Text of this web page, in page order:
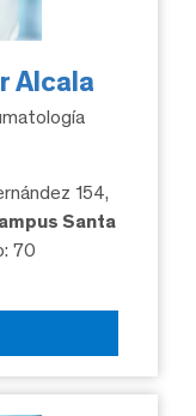
Alcala
154,
Santa
70